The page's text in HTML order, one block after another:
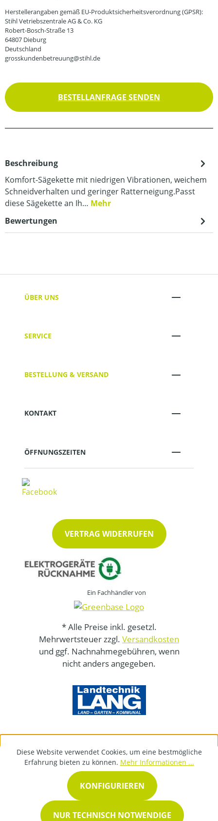
Herstellerangaben gemäß EU-Produktsicherheitsverordnung (GPSR):
Stihl Vetriebszentrale AG & Co. KG
Robert-Bosch-Straße 13
64807 Dieburg
Deutschland
grosskundenbetreuung@stihl.de
BESTELLANFRAGE SENDEN
Beschreibung
Komfort-Sägekette mit niedrigen Vibrationen, weichem
Schneidverhalten und geringer Ratterneigung.Passt
diese Sägekette an Ih… Mehr
Bewertungen
ÜBER UNS
SERVICE
BESTELLUNG & VERSAND
KONTAKT
ÖFFNUNGSZEITEN
VERTRAG WIDERRUFEN
Ein Fachhändler von
* Alle Preise inkl. gesetzl.
Mehrwertsteuer zzgl. Versandkosten
und ggf. Nachnahmegebühren, wenn
nicht anders angegeben.
Diese Website verwendet Cookies, um eine bestmögliche
Erfahrung bieten zu können. Mehr Informationen ...
NUR TECHNISCH NOTWENDIGE
KONFIGURIEREN